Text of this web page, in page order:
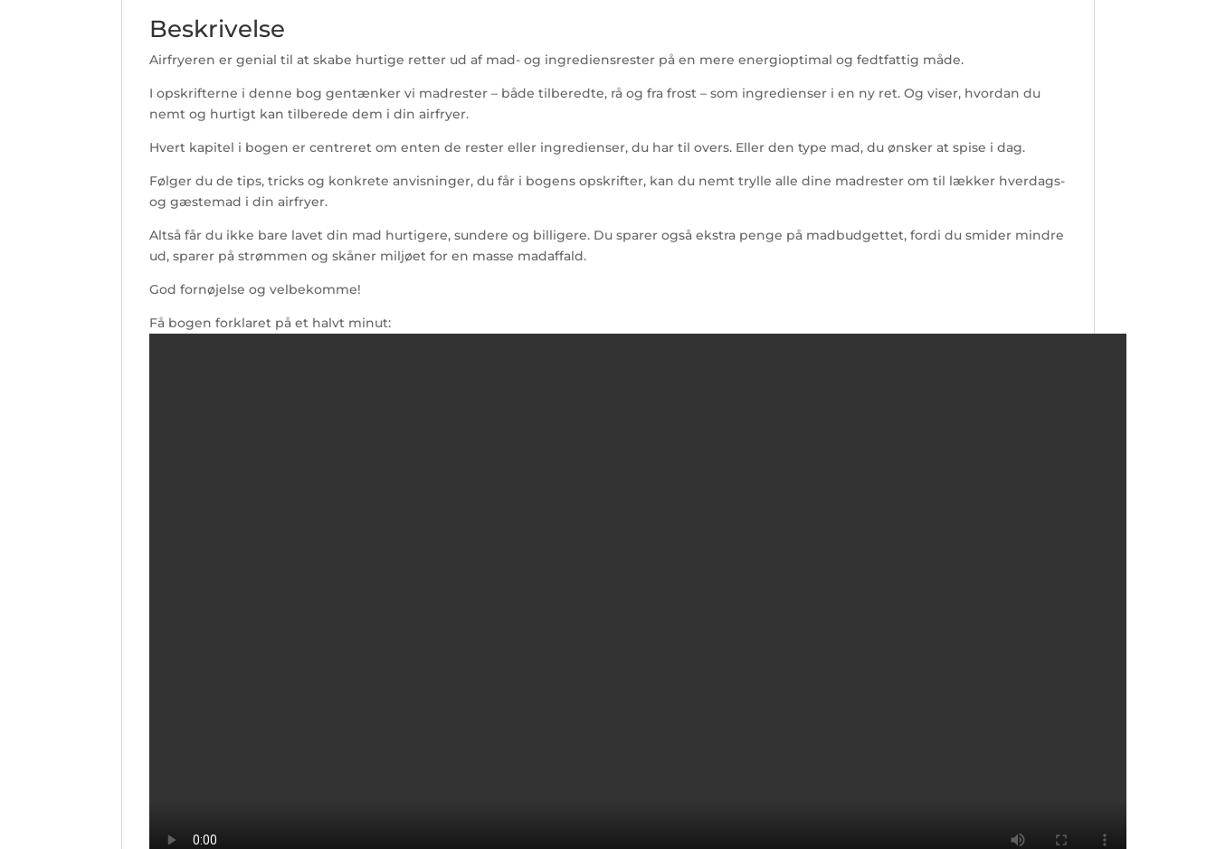
Beskrivelse
Airfryeren er genial til at skabe hurtige retter ud af mad- og ingrediensrester på en mere energioptimal og fedtfattig måde.
I opskrifterne i denne bog gentænker vi madrester – både tilberedte, rå og fra frost – som ingredienser i en ny ret. Og viser, hvordan du
nemt og hurtigt kan tilberede dem i din airfryer.
Hvert kapitel i bogen er centreret om enten de rester eller ingredienser, du har til overs. Eller den type mad, du ønsker at spise i dag.
Følger du de tips, tricks og konkrete anvisninger, du får i bogens opskrifter, kan du nemt trylle alle dine madrester om til lækker hverdags-
og gæstemad i din airfryer.
Altså får du ikke bare lavet din mad hurtigere, sundere og billigere. Du sparer også ekstra penge på madbudgettet, fordi du smider mindre
ud, sparer på strømmen og skåner miljøet for en masse mad­affald.
God fornøjelse og velbekomme!
Få bogen forklaret på et halvt minut: